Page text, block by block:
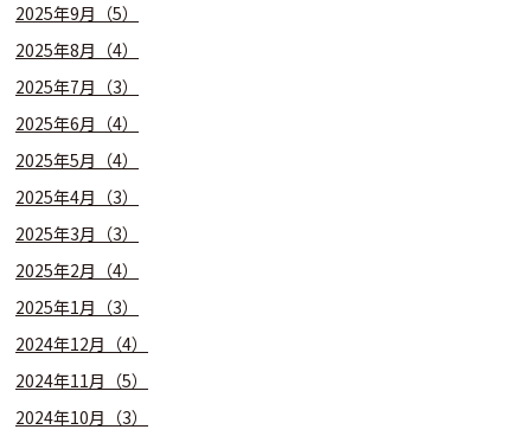
2025年9月（5）
2025年8月（4）
2025年7月（3）
2025年6月（4）
2025年5月（4）
2025年4月（3）
2025年3月（3）
2025年2月（4）
2025年1月（3）
2024年12月（4）
2024年11月（5）
2024年10月（3）